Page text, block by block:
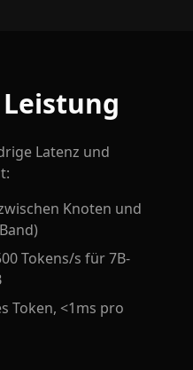
Latenz und
Knoten und
Tokens/s für 7B-
Token, <1ms pro